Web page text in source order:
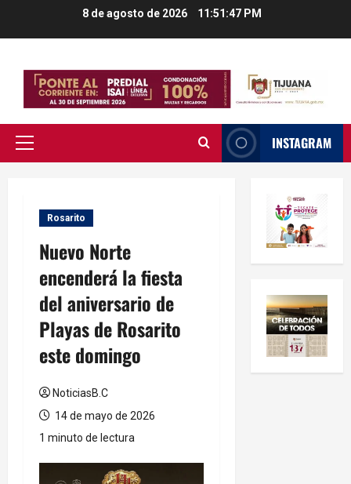
8 de agosto de 2026 11:51:48 PM
Menú
INSTAGRAM
Rosarito
Nuevo Norte
encenderá la fiesta
del aniversario de
Playas de Rosarito
este domingo
NoticiasB.C
14 de mayo de 2026
1 minuto de lectura